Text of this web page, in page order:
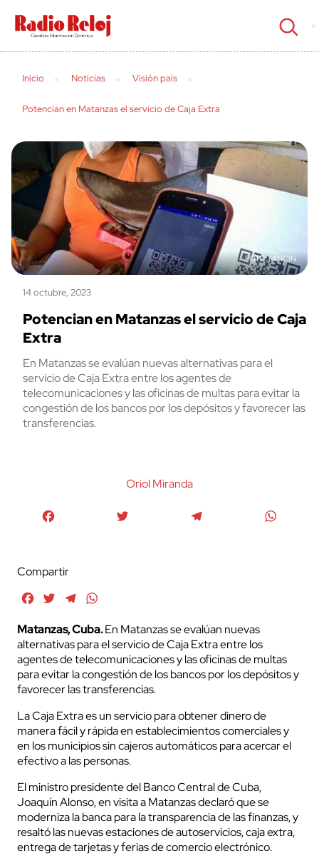
cerrar
Inicio Noticias Visión país
Potencian en Matanzas el servicio de Caja Extra
MINCIN
14 octubre, 2023
Potencian en Matanzas el servicio de Caja
Extra
En Matanzas se evalúan nuevas alternativas para el
servicio de Caja Extra entre los agentes de
telecomunicaciones y las oficinas de multas para evitar la
congestión de los bancos por los depósitos y favorecer las
transferencias.
Oriol Miranda
Compartir
FacebookTwitterTelegram
Matanzas, Cuba.En Matanzas se evalúan nuevas
alternativas para el servicio de Caja Extra entre los
agentes de telecomunicaciones y las oficinas de multas
para evitar la congestión de los bancos por los depósitos y
favorecer las transferencias.
La Caja Extra es un servicio para obtener dinero de
manera fácil y rápida en establecimientos comerciales y
en los municipios sin cajeros automáticos para acercar el
efectivo a las personas.
El ministro presidente del Banco Central de Cuba,
Joaquín Alonso, en visita a Matanzas declaró que se
moderniza la banca para la transparencia de las finanzas, y
resaltó las nuevas estaciones de autoservicios, caja extra,
entrega de tarjetas y ferias de comercio electrónico.